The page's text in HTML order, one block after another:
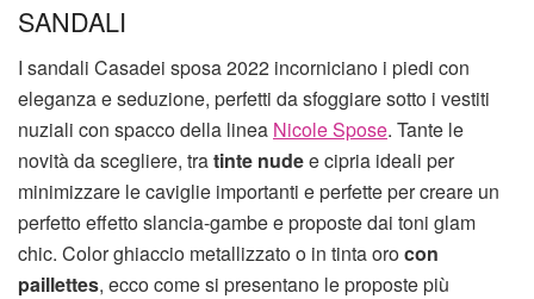
SANDALI
I sandali Casadei sposa 2022 incorniciano i piedi con
eleganza e seduzione, perfetti da sfoggiare sotto i vestiti
nuziali con spacco della linea Nicole Spose. Tante le
novità da scegliere, tratinte nudee cipria ideali per
minimizzare le caviglie importanti e perfette per creare un
perfetto effetto slancia-gambe e proposte dai toni glam
chic. Color ghiaccio metallizzato o in tinta orocon
paillettes, ecco come si presentano le proposte più